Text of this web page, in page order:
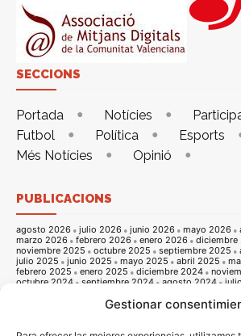
Gestionar
SECCIONS
Portada Notícies
Futbol
Política
Esports
Més Notícies
Opinió
PUBLICACIONS
agosto 2026 julio 2026 junio 2026 mayo 2026
marzo 2026
febrero 2026 enero 2026
diciembre
noviembre 2025
octubre 2025 septiembre 2025
julio 2025
junio 2025 mayo 2025 abril 2025
febrero 2025
enero 2025 diciembre 2024
octubre 2024
septiembre 2024 agosto 2024
noviembre 2023 octubre 2023
julio 2023 junio 2023 mayo 2023